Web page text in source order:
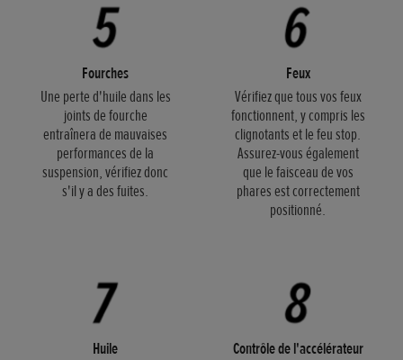
Fourches
Une perte d'huile dans les
joints de fourche
entraînera de mauvaises
performances de la
suspension, vérifiez donc
s'il y a des fuites.
Feux
Vérifiez que tous vos feux
fonctionnent, y compris les
clignotants et le feu stop.
Assurez-vous également
que le faisceau de vos
phares est correctement
positionné.
Huile
Contrôle de l'accélérateur